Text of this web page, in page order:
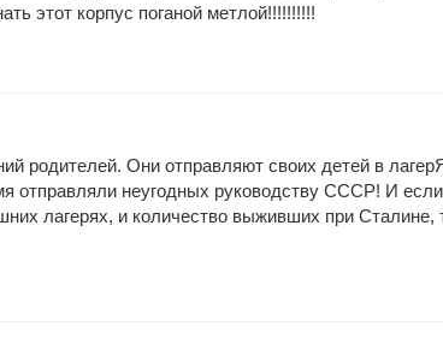
этот корпус поганой метлой!!!!!!!!!!
родителей. Они отправляют своих детей в
отправляли неугодных руководству СССР! И если
лагерях, и количество выживших при Сталине,